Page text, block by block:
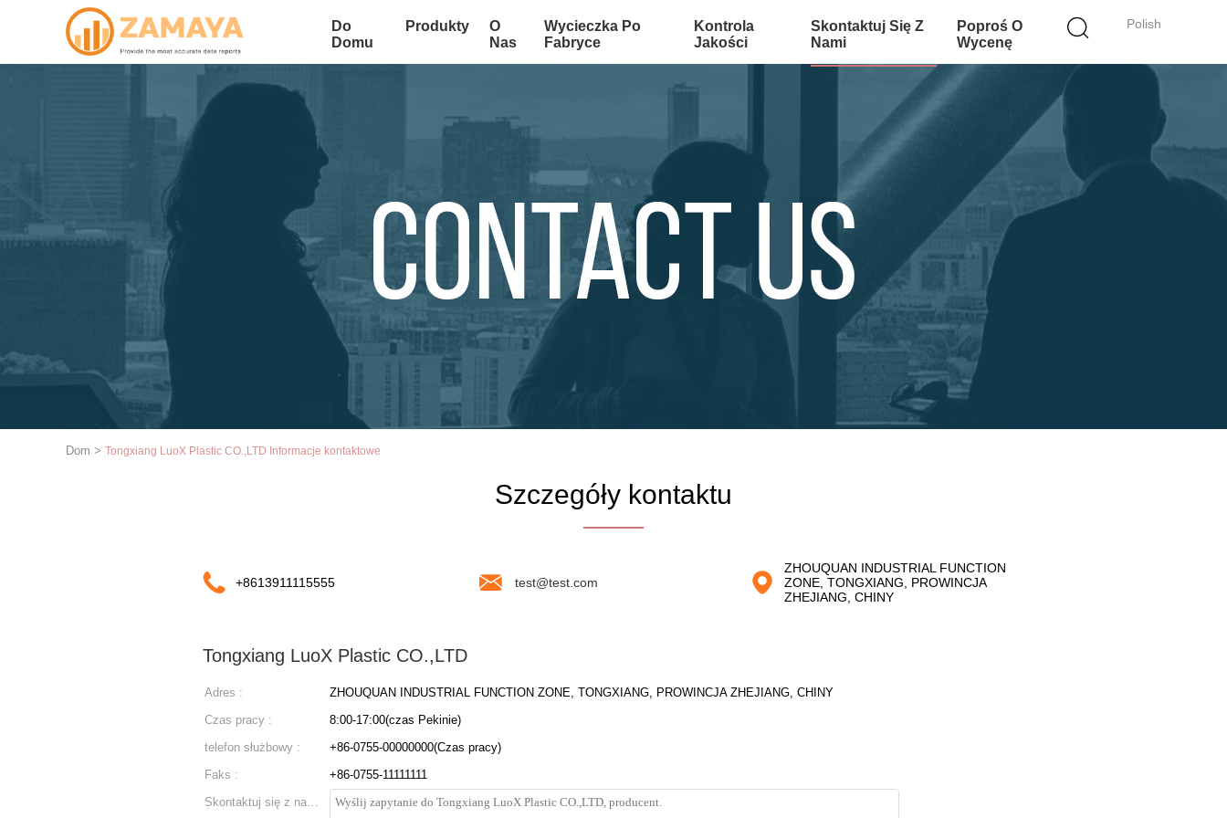
Polish
Do
Domu
Produkty
O
Nas
Wycieczka Po
Fabryce
Kontrola
Jakości
Skontaktuj Się Z
Nami
Poproś O
Wycenę
Dom > Tongxiang LuoX Plastic CO.,LTD Informacje kontaktowe
Szczegóły kontaktu
+8613911115555 test@test.com
ZHOUQUAN INDUSTRIAL FUNCTION
ZONE, TONGXIANG, PROWINCJA
ZHEJIANG, CHINY
Tongxiang LuoX Plastic CO.,LTD
Adres :
ZHOUQUAN INDUSTRIAL FUNCTION ZONE, TONGXIANG, PROWINCJA ZHEJIANG, CHINY
Czas pracy :
8:00-17:00(czas Pekinie)
telefon służbowy :
+86-0755-00000000(Czas pracy)
Faks :
+86-0755-11111111
Skontaktuj się z nami